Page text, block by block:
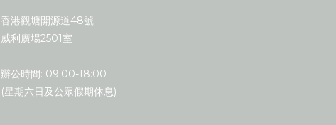
香港觀塘開源道48號
威利廣場2501室
辦公時間: 09:00-18:00
(星期六日及公眾假期休息)